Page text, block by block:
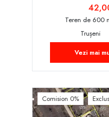
Teren de 600
Trușeni
Vezi mai
Comision 0%